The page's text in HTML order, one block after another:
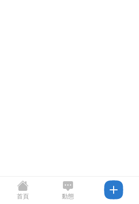
首頁 動態